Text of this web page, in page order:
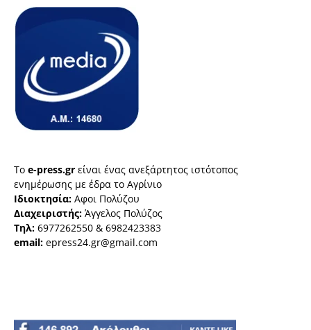
Το e-press.gr είναι ένας ανεξάρτητος ιστότοπος
ενημέρωσης με έδρα το Αγρίνιο
Ιδιοκτησία: Αφοι Πολύζου
Διαχειριστής: Άγγελος Πολύζος
Τηλ: 6977262550 & 6982423383
email: epress24.gr@gmail.com